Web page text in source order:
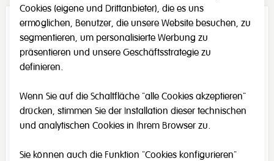
Cookies (eigene und Drittanbieter), die es uns
ermöglichen, Benutzer, die unsere Website besuchen, zu
segmentieren, um personalisierte Werbung zu
präsentieren und unsere Geschäftsstrategie zu
definieren.
Wenn Sie auf die Schaltfläche "alle Cookies akzeptieren"
drücken, stimmen Sie der Installation dieser technischen
und analytischen Cookies in Ihrem Browser zu.
Sie können auch die Funktion "Cookies konfigurieren"